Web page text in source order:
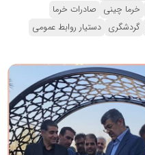
خرما چینی صادرات خرما
گردشگری دستیار روابط عمومی